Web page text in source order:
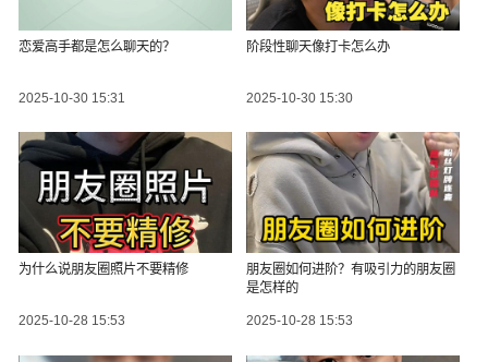
恋爱高手都是怎么聊天的？
2025-10-30 15:31
阶段性聊天像打卡怎么办
2025-10-30 15:30
为什么说朋友圈照片不要精修
2025-10-28 15:53
朋友圈如何进阶？有吸引力的朋友圈
是怎样的
2025-10-28 15:53